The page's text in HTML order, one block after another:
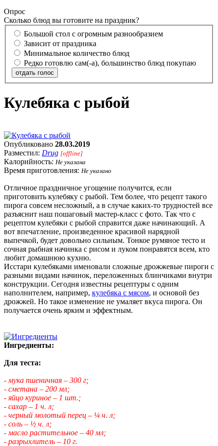
Опрос
Сколько блюд вы готовите на праздник?
Большой стол с огромным разнообразием
Зависит от праздника
Минимальное количество блюд
Редко готовлю сам(-а), большинство блюд покупаю
отдать голос
Кулебяка с рыбой
Опубликовано 28.03.2019
Разместил: Drug [offline]
Калорийность: Не указана
Время приготовления: Не указано
Отличное праздничное угощение получится, если
приготовить кулебяку с рыбой. Тем более, что рецепт такого
пирога совсем несложный, а в случае каких-то трудностей все
разъяснит наш пошаговый мастер-класс с фото. Так что с
рецептом кулебяки с рыбой справится даже начинающий. А
вот впечатление, произведенное красивой нарядной
выпечкой, будет довольно сильным. Тонкое румяное тесто и
сочная рыбная начинка с рисом и луком понравятся всем, кто
любит домашнюю кухню.
Исстари кулебяками именовали сложные дрожжевые пироги с
разными видами начинок, переложенных блинчиками внутри
конструкции. Сегодня известны рецептуры с одним
наполнителем, например, кулебяка с мясом, и основой без
дрожжей. Но такое изменение не умаляет вкуса пирога. Он
получается очень ярким и эффектным.
Ингредиенты:
Для теста:
- мука пшеничная – 300 г;
- сметана – 200 мл;
- яйцо куриное – 1 шт.;
- сахар – 1 ч. л;
- черный молотый перец – ¼ ч. л;
- соль – ½ ч. л;
- масло растительное – 40 мл;
- разрыхлитель – 10 г.